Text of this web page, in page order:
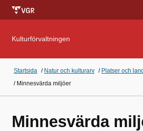
Kulturförvaltningen
Startsida / Natur och kulturarv / Platser och
/ Minnesvärda miljöer
Minnesvärda